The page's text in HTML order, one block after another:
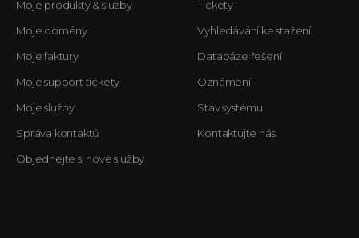
Moje produkty & služby
Moje domény
Moje faktury
Moje support tickety
Moje služby
Správa kontaktů
Objednejte si nové služby
Tickety
Vyhledávání ke stažení
Databáze řešení
Oznámení
Stav systému
Kontaktujte nás